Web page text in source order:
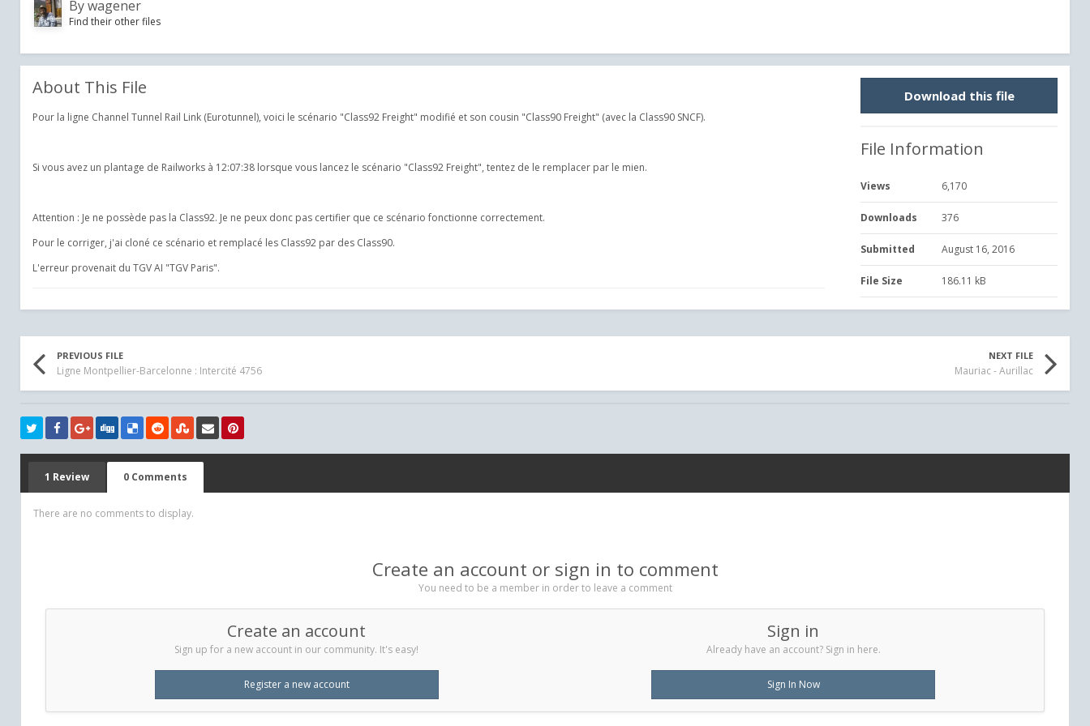
Bywagener
Find their other files
About This File
Pour la ligne Channel Tunnel Rail Link (Eurotunnel), voici le scénario "Class92 Freight" modifié et son cousin "Class90 Freight" (avec la Class90 SNCF).
Si vous avez un plantage de Railworks à 12:07:38 lorsque vous lancez le scénario "Class92 Freight", tentez de le remplacer par le mien.
Attention : Je ne possède pas la Class92. Je ne peux donc pas certifier que ce scénario fonctionne correctement.
Pour le corriger, j'ai cloné ce scénario et remplacé les Class92 par des Class90.
L'erreur provenait du TGV AI "TGV Paris".
Download this file
File Information
Views 6,170
Downloads 376
Submitted August 16, 2016
File Size 186.11 kB
PREVIOUS FILE
Ligne Montpellier-Barcelonne : Intercité 4756
NEXT FILE
Mauriac - Aurillac
1 Review 0 Comments
There are no comments to display.
Create an account or sign in to comment
You need to be a member in order to leave a comment
Create an account
Sign up for a new account in our community. It's easy!
Register a new account
Sign in
Already have an account? Sign in here.
Sign In Now